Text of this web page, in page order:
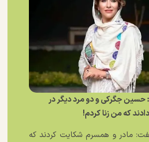
حسین جگرکی و دو مرد دیگر در
که من زنا کردم!
مادر و همسرم شکایت کردند که